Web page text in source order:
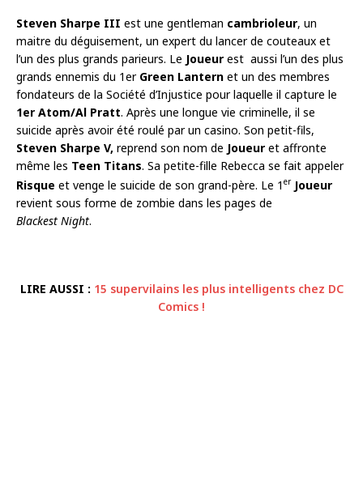
Steven Sharpe III est une gentleman cambrioleur, un
maitre du déguisement, un expert du lancer de couteaux et
l’un des plus grands parieurs. Le Joueur est aussi l’un des plus
grands ennemis du 1er Green Lantern et un des membres
fondateurs de la Société d’Injustice pour laquelle il capture le
1er Atom/Al Pratt. Après une longue vie criminelle, il se
suicide après avoir été roulé par un casino. Son petit-fils,
Steven Sharpe V, reprend son nom de Joueur et affronte
même les Teen Titans. Sa petite-fille Rebecca se fait appeler
Risque et venge le suicide de son grand-père. Le 1 er Joueur
revient sous forme de zombie dans les pages de
Blackest Night.
LIRE AUSSI : 15 supervilains les plus intelligents chez DC
Comics !